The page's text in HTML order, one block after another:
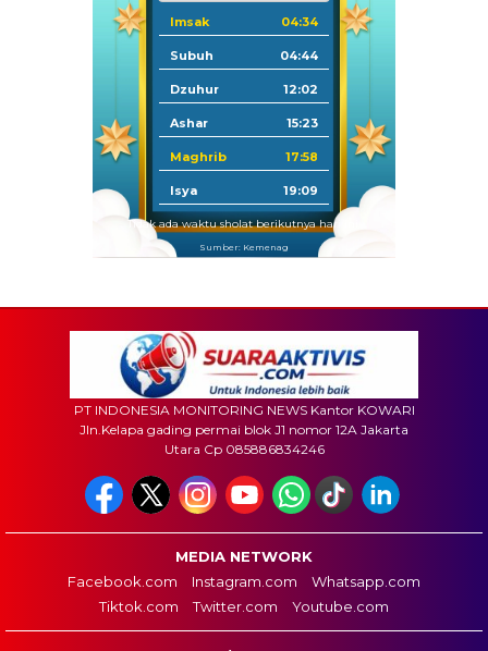
Imsak 04:34
Subuh 04:44
Dzuhur 12:02
Ashar 15:23
Maghrib 17:58
Isya 19:09
Tidak ada waktu sholat berikutnya hari ini.
Sumber: Kemenag
PT INDONESIA MONITORING NEWS Kantor KOWARI
Jln.Kelapa gading permai blok J1 nomor 12A Jakarta
Utara Cp 085886834246
MEDIA NETWORK
Facebook.com
Instagram.com
Whatsapp.com
Tiktok.com
Twitter.com Youtube.com